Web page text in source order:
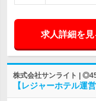
求人詳細を見
株式会社サンライト |
【レジャーホテル